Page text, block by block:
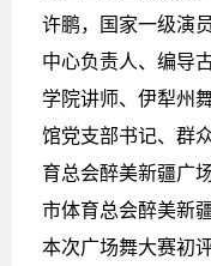
许鹏，国家一级演
中心负责人、编导
学院讲师、伊犁州
馆党支部书记、群
育总会醉美新疆广
市体育总会醉美新
本次广场舞大赛初